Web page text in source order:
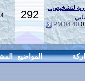
1,114
المشاركات المراقبين